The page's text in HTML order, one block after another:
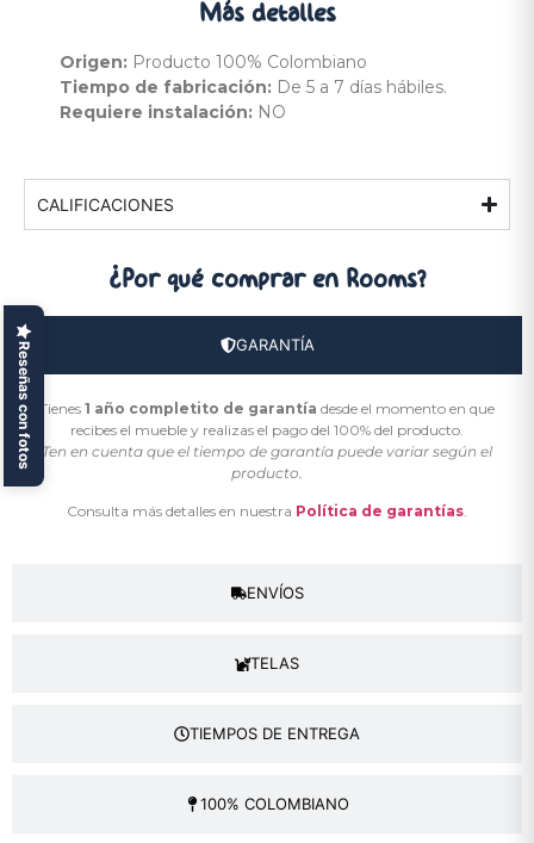
Más detalles
Origen: Producto 100% Colombiano
Tiempo de fabricación: De 5 a 7 días hábiles.
Requiere instalación: NO
CALIFICACIONES
¿Por qué comprar en Rooms?
GARANTÍA
ENVÍOS
TELAS
TIEMPOS DE ENTREGA
100% COLOMBIANO
Tienes 1 año completito de garantía desde el momento en que
recibes el mueble y realizas el pago del 100% del producto.
Ten en cuenta que el tiempo de garantía puede variar según el
producto.
Consulta más detalles en nuestra Política de garantías.
Reseñas con fotos